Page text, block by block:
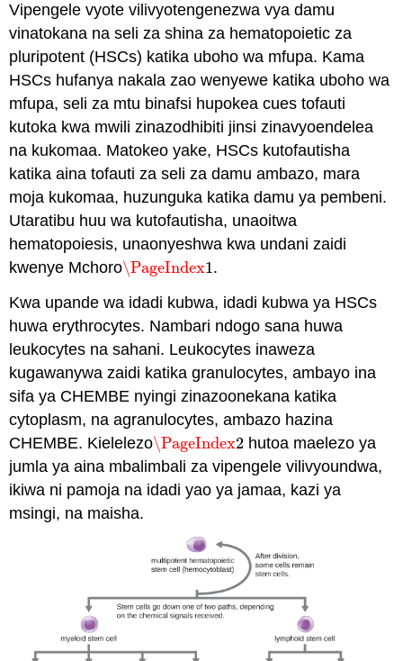
Vipengele vyote vilivyotengenezwa vya damu
vinatokana na seli za shina za hematopoietic za
pluripotent (HSCs) katika uboho wa mfupa. Kama
HSCs hufanya nakala zao wenyewe katika uboho wa
mfupa, seli za mtu binafsi hupokea cues tofauti
kutoka kwa mwili zinazodhibiti jinsi zinavyoendelea
na kukomaa. Matokeo yake, HSCs kutofautisha
katika aina tofauti za seli za damu ambazo, mara
moja kukomaa, huzunguka katika damu ya pembeni.
Utaratibu huu wa kutofautisha, unaoitwa
hematopoiesis, unaonyeshwa kwa undani zaidi
kwenye Mchoro\PageIndex1
\PageIndex1.
Kwa upande wa idadi kubwa, idadi kubwa ya HSCs
huwa erythrocytes. Nambari ndogo sana huwa
leukocytes na sahani. Leukocytes inaweza
kugawanywa zaidi katika granulocytes, ambayo ina
sifa ya CHEMBE nyingi zinazoonekana katika
cytoplasm, na agranulocytes, ambazo hazina
CHEMBE. Kielelezo\PageIndex2
\PageIndex2 hutoa maelezo ya
jumla ya aina mbalimbali za vipengele vilivyoundwa,
ikiwa ni pamoja na idadi yao ya jamaa, kazi ya
msingi, na maisha.